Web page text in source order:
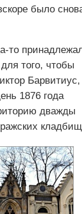
было
то
того, чтобы
Барвитиус,
1876 года
дважды